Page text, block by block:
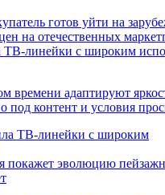
ТВ-линейки с широким
времени адаптируют
под контент и условия
покажет эволюцию